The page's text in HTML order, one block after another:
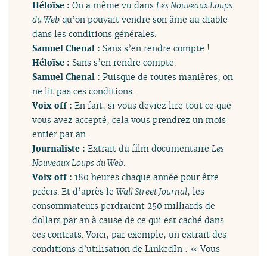
Héloïse :On a même vu dansLes Nouveaux Loups
du Web qu’on pouvait vendre son âme au diable
dans les conditions générales.
Samuel Chenal : Sans s’en rendre compte !
Héloïse : Sans s’en rendre compte.
Samuel Chenal :Puisque de toutes manières, on
ne lit pas ces conditions.
Voix off :En fait, si vous deviez lire tout ce que
vous avez accepté, cela vous prendrez un mois
entier par an.
Journaliste :Extrait du film documentaireLes
Nouveaux Loups du Web.
Voix off :180 heures chaque année pour être
précis. Et d’après leWall Street Journal, les
consommateurs perdraient 250 milliards de
dollars par an à cause de ce qui est caché dans
ces contrats. Voici, par exemple, un extrait des
conditions d’utilisation de LinkedIn : « Vous